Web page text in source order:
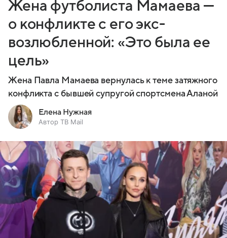
Жена футболиста Мамаева —
о конфликте с его экс-
возлюбленной: «Это была ее
цель»
Жена Павла Мамаева вернулась к теме затяжного
конфликта с бывшей супругой спортсмена Аланой
Елена Нужная
Автор ТВ Mail